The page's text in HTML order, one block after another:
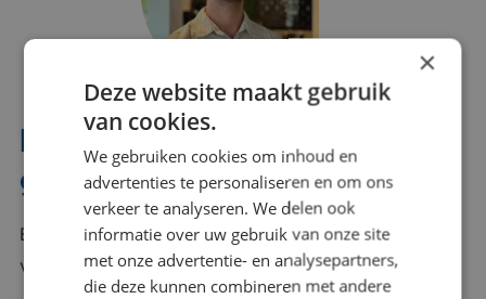
Interesse? Benno helpt je
graag verder!
Bel of mail Benno met al jouw vragen. Benno staat
voor je klaar en helpt je graag!
×
Deze website maakt gebruik
van cookies.
We gebruiken cookies om inhoud en
advertenties te personaliseren en om ons
verkeer te analyseren. We delen ook
informatie over uw gebruik van onze site
met onze advertentie- en analysepartners,
die deze kunnen combineren met andere